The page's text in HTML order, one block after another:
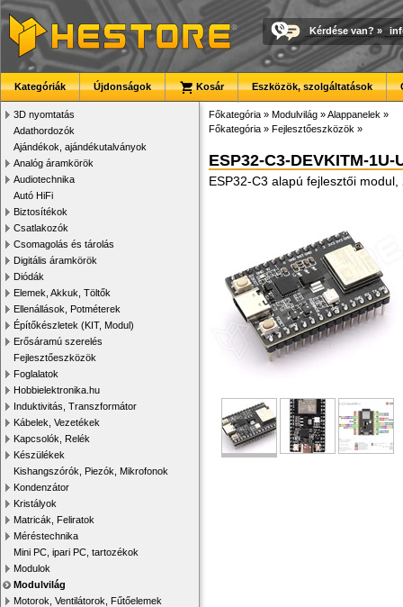
Kérdése van? »
Kategóriák Újdonságok Kosár Eszközök, szolgáltatások
3D nyomtatás
Adathordozók
Ajándékok, ajándékutalványok
Analóg áramkörök
Audiotechnika
Autó HiFi
Biztosítékok
Csatlakozók
Csomagolás és tárolás
Digitális áramkörök
Diódák
Elemek, Akkuk, Töltők
Ellenállások, Potméterek
Építőkészletek (KIT, Modul)
Erősáramú szerelés
Fejlesztőeszközök
Foglalatok
Hobbielektronika.hu
Induktivitás, Transzformátor
Kábelek, Vezetékek
Kapcsolók, Relék
Készülékek
Kishangszórók, Piezók, Mikrofonok
Kondenzátor
Kristályok
Matricák, Feliratok
Méréstechnika
Mini PC, ipari PC, tartozékok
Modulok
Modulvilág
Motorok, Ventilátorok, Fűtőelemek
Főkategória » Modulvilág »Alappanelek »
Főkategória » Fejlesztőeszközök »
ESP32-C3-DEVKITM-1U-
ESP32-C3 alapú fejlesztői